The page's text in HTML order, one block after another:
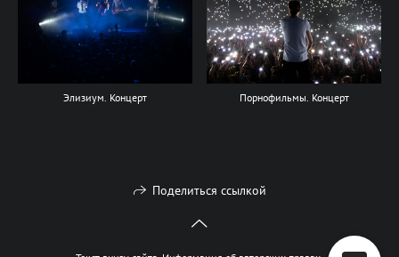
Элизиум. Концерт Порнофильмы. Концерт
Поделиться ссылкой